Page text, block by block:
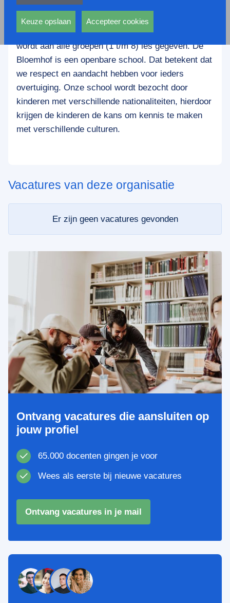
Obs Bloemhof ligt in de wijk Bloemhof, de school
heeft twee locaties: één aan de Putsebocht 3 en
één aan de Oleanderstraat 117. Op beide locaties
wordt aan alle groepen (1 t/m 8) les gegeven. De
Bloemhof is een openbare school. Dat betekent dat
we respect en aandacht hebben voor ieders
overtuiging. Onze school wordt bezocht door
kinderen met verschillende nationaliteiten, hierdoor
krijgen de kinderen de kans om kennis te maken
met verschillende culturen.
Vacatures van deze organisatie
Er zijn geen vacatures gevonden
Ontvang vacatures die aansluiten op
jouw profiel
65.000 docenten gingen je voor
Wees als eerste bij nieuwe vacatures
Ontvang vacatures in je mail
andere wordt voorkomen dat dezelfde advertentie
voortdurend verschijnt.
Keuze opslaan Accepteer cookies